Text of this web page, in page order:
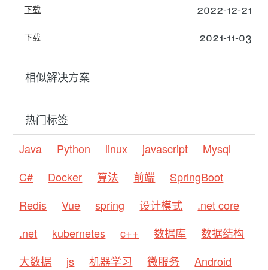
下载 2022-12-21
下载 2021-11-03
相似解决方案
热门标签
Java
Python linux javascript
Mysql
C#
Docker 算法 前端
SpringBoot
Redis
Vue spring 设计模式
.net core
.net
kubernetes c++ 数据库
数据结构
大数据
js 机器学习 微服务
Android